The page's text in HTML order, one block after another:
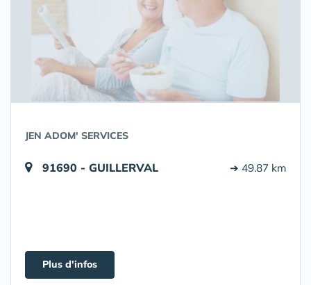
JEN ADOM' SERVICES
91690 - GUILLERVAL ➔ 49.87 km
Plus d'infos